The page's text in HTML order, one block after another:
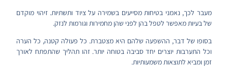
מעבר לכך, נאמני בטיחות מסייעים בשמירה על ציוד ותשתיות. זיהוי מוקדם
של בעיות מאפשר לטפל בהן לפני שהן מחמירות וגורמות לנזק.
בסופו של דבר, ההשפעה שלהם היא מצטברת. כל פעולה קטנה, כל הערה
וכל התערבות יוצרים יחד סביבה בטוחה יותר. זהו תהליך שהתפתח לאורך
זמן ומביא לתוצאות משמעותיות.